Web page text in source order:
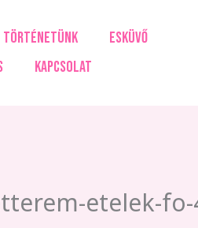
TÖRTÉNETÜNK
ESKÜVŐ
KAPCSOLAT
etelek-